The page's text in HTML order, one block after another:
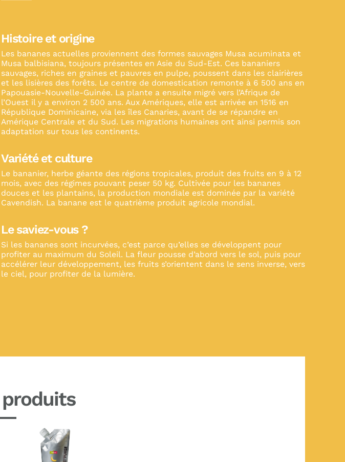
Histoire et origine
Les bananes actuelles proviennent des formes sauvages Musa acuminata et
Musa balbisiana, toujours présentes en Asie du Sud-Est. Ces bananiers
sauvages, riches en graines et pauvres en pulpe, poussent dans les clairières
et les lisières des forêts. Le centre de domestication remonte à 6 500 ans en
Papouasie-Nouvelle-Guinée. La plante a ensuite migré vers l’Afrique de
l’Ouest il y a environ 2 500 ans. Aux Amériques, elle est arrivée en 1516 en
République Dominicaine, via les îles Canaries, avant de se répandre en
Amérique Centrale et du Sud. Les migrations humaines ont ainsi permis son
adaptation sur tous les continents.
Variété et culture
Le bananier, herbe géante des régions tropicales, produit des fruits en 9 à 12
mois, avec des régimes pouvant peser 50 kg. Cultivée pour les bananes
douces et les plantains, la production mondiale est dominée par la variété
Cavendish. La banane est le quatrième produit agricole mondial.
Le saviez-vous ?
Si les bananes sont incurvées, c’est parce qu’elles se développent pour
profiter au maximum du Soleil. La fleur pousse d’abord vers le sol, puis pour
accélérer leur développement, les fruits s’orientent dans le sens inverse, vers
le ciel, pour profiter de la lumière.
produits